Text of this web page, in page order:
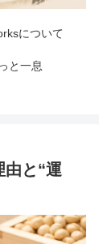
について
と一息
由と“運